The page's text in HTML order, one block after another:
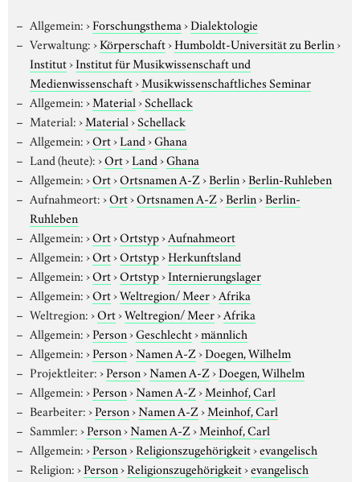
Allgemein:›Forschungsthema›Dialektologie
Verwaltung:›Körperschaft›Humboldt-Universität zu Berlin›
Institut›Institut für Musikwissenschaft und
Medienwissenschaft›Musikwissenschaftliches Seminar
Allgemein:›Material›Schellack
Material:›Material›Schellack
Allgemein:›Ort›Land›Ghana
Land (heute):›Ort›Land›Ghana
Allgemein:›Ort›Ortsnamen A-Z›Berlin›Berlin-Ruhleben
Aufnahmeort:›Ort›Ortsnamen A-Z›Berlin›Berlin-
Ruhleben
Allgemein:›Ort›Ortstyp›Aufnahmeort
Allgemein:›Ort›Ortstyp›Herkunftsland
Allgemein:›Ort›Ortstyp›Internierungslager
Allgemein:›Ort›Weltregion/ Meer›Afrika
Weltregion:›Ort›Weltregion/ Meer›Afrika
Allgemein:›Person›Geschlecht›männlich
Allgemein:›Person›Namen A-Z›Doegen, Wilhelm
Projektleiter:›Person›Namen A-Z›Doegen, Wilhelm
Allgemein:›Person›Namen A-Z›Meinhof, Carl
Bearbeiter:›Person›Namen A-Z›Meinhof, Carl
Sammler:›Person›Namen A-Z›Meinhof, Carl
Allgemein:›Person›Religionszugehörigkeit›evangelisch
Religion:›Person›Religionszugehörigkeit›evangelisch